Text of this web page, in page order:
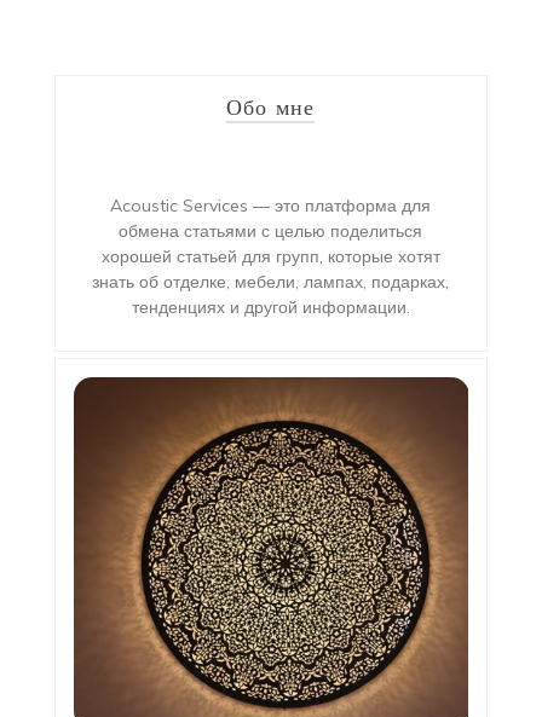
Обо мне
Acoustic Services — это платформа для
обмена статьями с целью поделиться
хорошей статьей для групп, которые хотят
знать об отделке, мебели, лампах, подарках,
тенденциях и другой информации.